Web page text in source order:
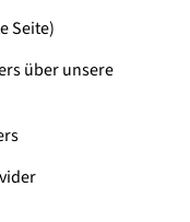
Seite)
über unsere